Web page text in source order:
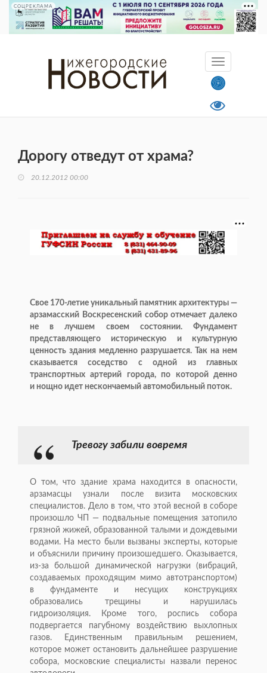
СОЦРЕКЛАМА
Дорогу отведут от храма?
20.12.2012 00:00
Свое 170-летие уникальный памятник архитектуры —
арзамасский Воскресенский собор отмечает далеко
не в лучшем своем состоянии. Фундамент
представляющего историческую и культурную
ценность здания медленно разрушается. Так на нем
сказывается соседство с одной из главных
транспортных артерий города, по которой денно
и нощно идет нескончаемый автомобильный поток.
Тревогу забили вовремя
О том, что здание храма находится в опасности,
арзамасцы узнали после визита московских
специалистов. Дело в том, что этой весной в соборе
произошло ЧП — подвальные помещения затопило
грязной жижей, образованной талыми и дождевыми
водами. На место были вызваны эксперты, которые
и объяснили причину произошедшего. Оказывается,
из-за большой динамической нагрузки (вибраций,
создаваемых проходящим мимо автотранспортом)
в фундаменте и несущих конструкциях
образовались трещины и нарушилась
гидроизоляция. Кроме того, роспись собора
подвергается пагубному воздействию выхлопных
газов. Единственным правильным решением,
которое может остановить дальнейшее разрушение
собора, московские специалисты назвали перенос